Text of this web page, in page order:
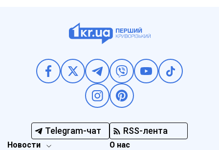
Telegram-чат RSS-лента
Новости О нас